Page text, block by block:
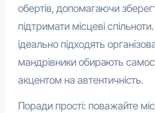
обертів, допомагаючи
підтримати місцеві
ідеально підходять
мандрівники обирають
акцентом на автентичність.
Поради прості: поважайте